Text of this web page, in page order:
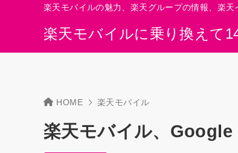
楽天モバイルに乗り換えて
楽天モバイルの魅力、楽天グループの情報、楽
HOME 楽天モバイル
楽天モバイル、